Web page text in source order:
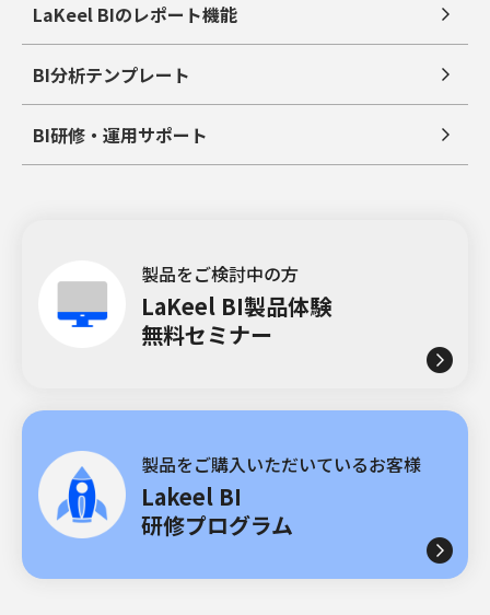
LaKeel BIのレポート機能
BI分析テンプレート
BI研修・運用サポート
製品をご検討中の方
LaKeel BI製品体験
無料セミナー
製品をご購入いただいているお客様
Lakeel BI
研修プログラム